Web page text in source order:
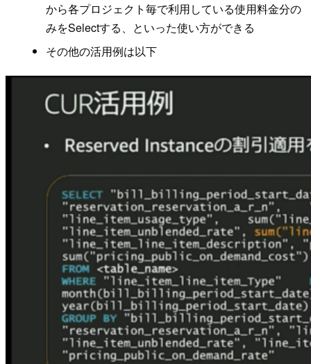
から各プロジェクト毎で利用している使用料金分の
みをSelectする、といった使い方ができる
その他の活用例は以下